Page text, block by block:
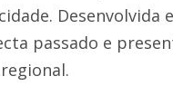
Desenvolvida
passado e